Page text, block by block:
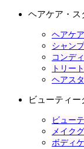
ヘアケア・ス
ヘアケ
シャン
コンデ
トリー
ヘアス
ビューティー
ビュー
メイク
ボディ